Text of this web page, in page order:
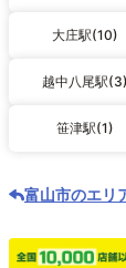
大庄駅(10)
越中八尾駅(3)
笹津駅(1)
富山市のエリ